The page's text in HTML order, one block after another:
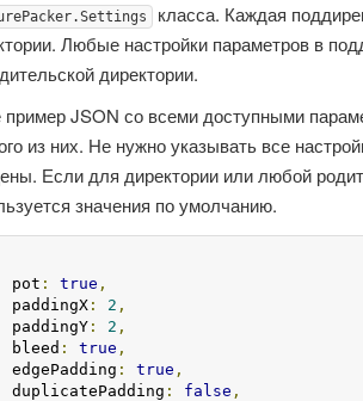
класса. Каждая
Любые настройки параметров в
директории.
JSON со всеми доступными
из них. Не нужно указывать все
Если для директории или любой
значения по умолчанию.
pot
: true ,
paddingX
: 2 ,
paddingY
: 2 ,
bleed
: true ,
edgePadding
: true ,
duplicatePadding
: false ,